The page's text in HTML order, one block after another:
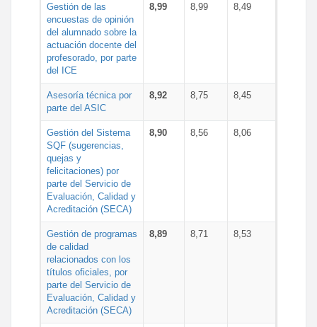
Gestión de las
encuestas de opinión
del alumnado sobre la
actuación docente del
profesorado, por parte
del ICE
8,99 8,99 8,49
Asesoría técnica por
parte del ASIC
8,92 8,75 8,45
Gestión del Sistema
SQF (sugerencias,
quejas y
felicitaciones) por
parte del Servicio de
Evaluación, Calidad y
Acreditación (SECA)
8,90 8,56 8,06
Gestión de programas
de calidad
relacionados con los
títulos oficiales, por
parte del Servicio de
Evaluación, Calidad y
Acreditación (SECA)
8,89 8,71 8,53